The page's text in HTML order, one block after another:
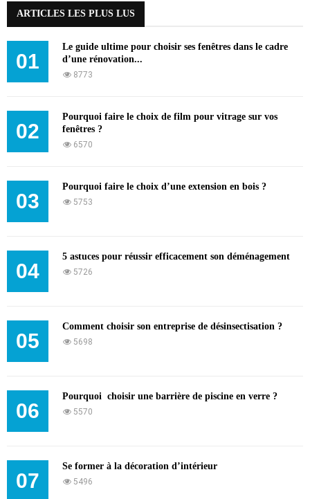
ARTICLES LES PLUS LUS
01
Le guide ultime pour choisir ses fenêtres dans le cadre
d’une rénovation...
8773
02
Pourquoi faire le choix de film pour vitrage sur vos
fenêtres ?
6570
03
Pourquoi faire le choix d’une extension en bois ?
5753
04
5 astuces pour réussir efficacement son déménagement
5726
05
Comment choisir son entreprise de désinsectisation ?
5698
06
Pourquoi choisir une barrière de piscine en verre ?
5570
07
Se former à la décoration d’intérieur
5496